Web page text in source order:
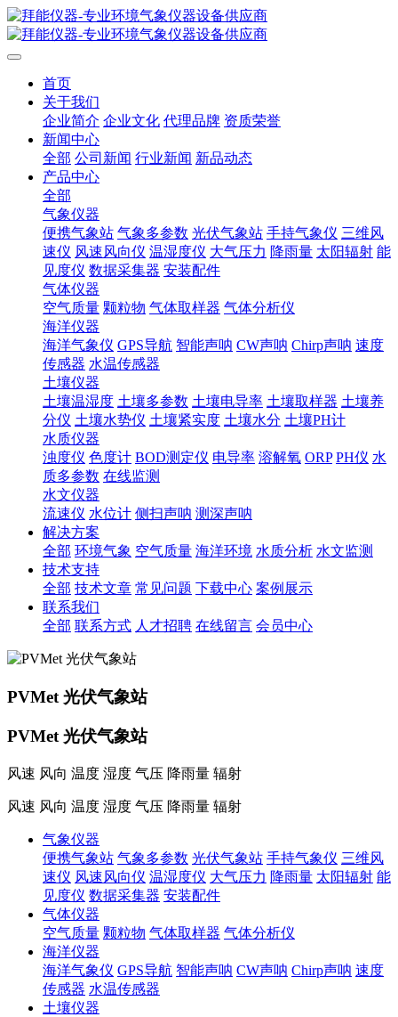
首页
关于我们
企业简介 企业文化 代理品牌 资质荣誉
新闻中心
全部 公司新闻 行业新闻 新品动态
产品中心
全部
气象仪器
便携气象站 气象多参数 光伏气象站 手持气象仪 三维风
速仪 风速风向仪 温湿度仪 大气压力 降雨量 太阳辐射 能
见度仪 数据采集器 安装配件
气体仪器
空气质量 颗粒物 气体取样器 气体分析仪
海洋仪器
海洋气象仪 GPS导航 智能声呐 CW声呐 Chirp声呐 速度
传感器 水温传感器
土壤仪器
土壤温湿度 土壤多参数 土壤电导率 土壤取样器 土壤养
分仪 土壤水势仪 土壤紧实度 土壤水分 土壤PH计
水质仪器
浊度仪 色度计 BOD测定仪 电导率 溶解氧 ORP PH仪 水
质多参数 在线监测
水文仪器
流速仪 水位计 侧扫声呐 测深声呐
解决方案
全部 环境气象 空气质量 海洋环境 水质分析 水文监测
技术支持
全部 技术文章 常见问题 下载中心 案例展示
联系我们
全部 联系方式 人才招聘 在线留言 会员中心
PVMet 光伏气象站
PVMet 光伏气象站
风速 风向 温度 湿度 气压 降雨量 辐射
风速 风向 温度 湿度 气压 降雨量 辐射
气象仪器
便携气象站 气象多参数 光伏气象站 手持气象仪 三维风
速仪 风速风向仪 温湿度仪 大气压力 降雨量 太阳辐射 能
见度仪 数据采集器 安装配件
气体仪器
空气质量 颗粒物 气体取样器 气体分析仪
海洋仪器
海洋气象仪 GPS导航 智能声呐 CW声呐 Chirp声呐 速度
传感器 水温传感器
土壤仪器